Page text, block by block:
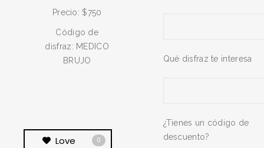
Precio: $750
Código de
disfraz: MEDICO
BRUJO
Love 0
Qué disfraz te interesa
¿Tienes un código de
descuento?